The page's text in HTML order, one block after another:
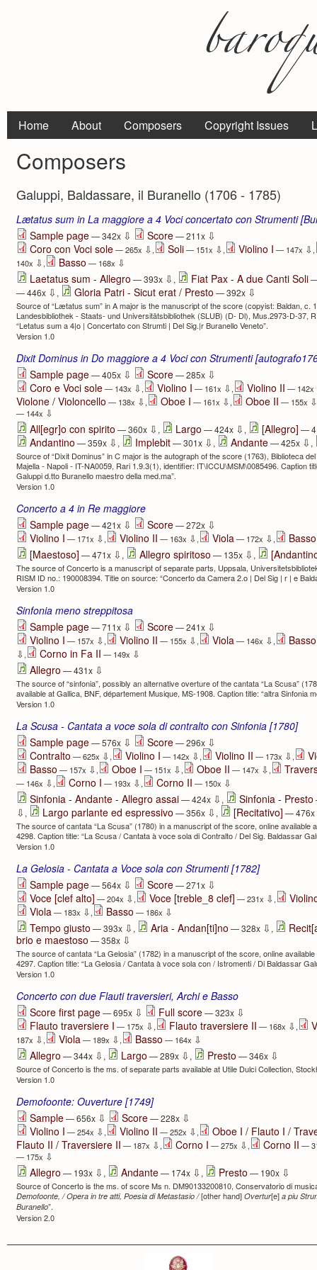
Home About Composers Copyright Issues
Composers
Galuppi, Baldassare, il Buranello (1706 - 1785)
Lætatus sum in La maggiore a 4 Voci concertato con Strumenti
Sample page— 342x ⇩ Score— 211x ⇩
Coro con Voci sole— 265x ⇩, Soli— 151x ⇩, Violino I — 147x ⇩,
140x ⇩, Basso — 168x ⇩
Laetatus sum - Allegro — 393x ⇩ , Fiat Pax - A due Canti Soli
— 446x ⇩ , Gloria Patri - Sicut erat / Presto — 392x ⇩
Source of “Lætatus sum” in A major is the manuscript of the score (copyist: Baldan, c.
Landesbibliothek - Staats- und Universitätsbibliothek (SLUB) (D- Dl), Mus.2973-D-37,
“Letatus sum a 4|o | Concertato con Strumti | Del Sig.|r Buranello Veneto”.
Version 1.0
Dixit Dominus in Do maggiore a 4 Voci con Strumenti
Sample page— 405x ⇩ Score— 285x ⇩
Coro e Voci sole— 143x ⇩, Violino I — 161x ⇩, Violino II — 142x
Violone / Violoncello — 138x ⇩, Oboe I — 161x ⇩, Oboe II — 155x ⇩
— 144x ⇩
All[egr]o con spirito — 360x ⇩ , Largo — 424x ⇩ , [Allegro] —
Andantino — 359x ⇩ , Implebit— 301x ⇩ , Andante— 425x ⇩ ,
Source of “Dixit Dominus” in C major is the autograph of the score (1763), Biblioteca
Majella - Napoli - IT-NA0059, Rari 1.9.3(1), identifier: IT\ICCU\MSM\0085496. Caption
Galuppi d.tto Buranello maestro della med.ma”.
Version 1.0
Concerto a 4 in Re maggiore
Sample page— 421x ⇩ Score— 272x ⇩
Violino I — 171x ⇩, Violino II — 163x ⇩, Viola — 172x ⇩, Basso
[Maestoso] — 471x ⇩ , Allegro spiritoso — 135x ⇩ ,
The source of Concerto is a manuscript of separate parts, Uppsala,
RISM ID no.: 190008394. Title on source: “Concerto da Camera 2.o | Del Sig | r | e
Version 1.0
Sinfonia meno streppitosa
Sample page— 711x ⇩ Score— 241x ⇩
Violino I — 157x ⇩, Violino II — 155x ⇩, Viola — 146x ⇩, Basso
⇩, Corno in Fa II — 149x ⇩
Allegro — 431x ⇩
The source of “sinfonia”, possibly an alternative overture of the cantata “La Scusa”
available at Gallica, BNF, département Musique, MS-1908. Caption title: “altra Sinfonia
Version 1.0
La Scusa - Cantata a voce sola di contralto con Sinfonia [1780]
Sample page— 576x ⇩ Score— 296x ⇩
Contralto — 625x ⇩, Violino I — 142x ⇩, Violino II — 173x ⇩,
Basso — 157x ⇩, Oboe I — 151x ⇩, Oboe II — 147x ⇩,
— 146x ⇩, Corno I — 193x ⇩, Corno II — 150x ⇩
Sinfonia - Andante - Allegro assai— 424x ⇩ , Sinfonia - Presto
⇩ , Largo parlante ed espressivo — 356x ⇩ , [Recitativo] — 476x
The source of cantata “La Scusa” (1780) in a manuscript of the score, online available
4298. Caption title: “La Scusa / Cantata à voce sola di Contralto / Del Sig. Baldassar
Version 1.0
La Gelosia - Cantata a Voce sola con Strumenti [1782]
Sample page— 564x ⇩ Score— 271x ⇩
Voce [clef alto] — 204x ⇩, Voce [treble_8 clef] — 231x ⇩,
Viola — 183x ⇩, Basso — 186x ⇩
Tempo giusto — 393x ⇩ , Aria - Andan[ti]no — 328x ⇩ ,
brio e maestoso — 358x ⇩
The source of cantata “La Gelosia” (1782) in a manuscript of the score, online
4297. Caption title: “La Gelosia / Cantata à voce sola con / Istromenti / Di Baldassar
Version 1.0
Concerto con due Flauti traversieri, Archi e Basso
Score first page— 695x ⇩ Full score— 323x ⇩
Flauto traversiere I — 175x ⇩, Flauto traversiere II — 168x ⇩,
187x ⇩, Viola — 189x ⇩, Basso — 164x ⇩
Allegro — 344x ⇩ , Largo — 289x ⇩ , Presto — 346x ⇩
Source of Concerto is the ms. of separate parts available at Utile Dulci Collection,
Version 1.0
Demofoonte: Ouverture [1749]
Sample— 656x ⇩ Score— 228x ⇩
Violino I — 254x ⇩, Violino II — 252x ⇩,
Oboe I / Flauto I /
Flauto II / Traversiere II — 187x ⇩, Corno I — 275x ⇩, Corno II —
— 175x ⇩
Allegro — 193x ⇩ , Andante— 174x ⇩ , Presto — 190x ⇩
Source of Concerto is the ms. of score Ms n. DM90133200810, Conservatorio di
Demofoonte, / Opera in tre atti, Poesia di Metastasio /[other hand] Overtur[e] a piu
Buranello”.
Version 2.0